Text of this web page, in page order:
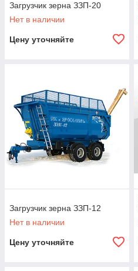
Загрузчик зерна ЗЗП-20
Нет в наличии
Цену уточняйте
Загрузчик зерна ЗЗП-12
Нет в наличии
Цену уточняйте